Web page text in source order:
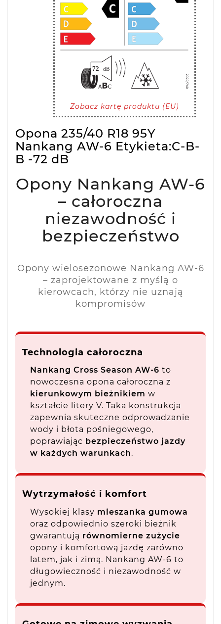
Zobacz kartę produktu (EU)
Opona 235/40 R18 95Y
Nankang AW-6 Etykieta:C-B-
B -72 dB
Opony Nankang AW-6
– całoroczna
niezawodność i
bezpieczeństwo
Opony wielosezonowe Nankang AW-6
– zaprojektowane z myślą o
kierowcach, którzy nie uznają
kompromisów
Technologia całoroczna
Nankang Cross Season AW-6 to
nowoczesna opona całoroczna z
kierunkowym bieżnikiem w
kształcie litery V. Taka konstrukcja
zapewnia skuteczne odprowadzanie
wody i błota pośniegowego,
poprawiając bezpieczeństwo jazdy
w każdych warunkach.
Wytrzymałość i komfort
Wysokiej klasy mieszanka gumowa
oraz odpowiednio szeroki bieżnik
gwarantują równomierne zużycie
opony i komfortową jazdę zarówno
latem, jak i zimą. Nankang AW-6 to
długowieczność i niezawodność w
jednym.